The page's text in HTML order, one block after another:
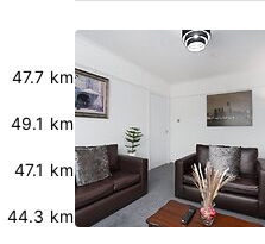
47.7 km
49.1 km
47.1 km
44.3 km